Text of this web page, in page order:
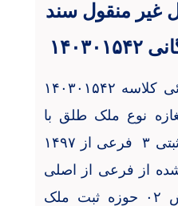
غیر منقول سند
به موجب پرونده اجرائی کلاسه ۱۴۰۳۰۱۵۴۲
نوع ملک طلق با
۳
فرعی از ۱۴۹۷
از فرعی از اصلی
مذکور ، واقع در بخش ۰۲ حوزه ثبت ملک